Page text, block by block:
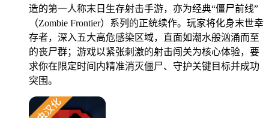
造的第一人称末日生存射击手游，亦为经典“僵尸前线”
（Zombie Frontier）系列的正统续作。玩家将化身末世幸
存者，深入五大高危感染区域，直面如潮水般汹涌而至
的丧尸群；游戏以紧张刺激的射击闯关为核心体验，要
求你在限定时间内精准消灭僵尸、守护关键目标并成功
突围。